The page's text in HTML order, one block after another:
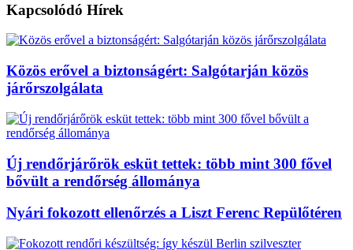
Kapcsolódó Hírek
Közös erővel a biztonságért: Salgótarján közös
járőrszolgálata
Új rendőrjárőrök esküt tettek: több mint 300 fővel
bővült a rendőrség állománya
Nyári fokozott ellenőrzés a Liszt Ferenc Repülőtéren